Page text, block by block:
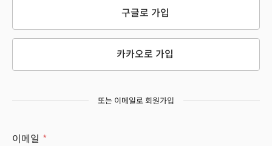
구글로 가입
카카오로 가입
또는 이메일로 회원가입
이메일